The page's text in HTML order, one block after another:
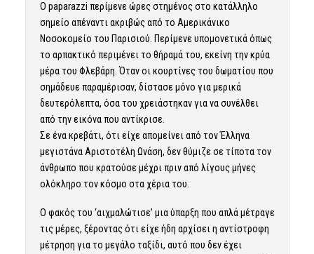
Ο paparazzi περίμενε ώρες στημένος στο κατάλληλο
σημείο απέναντι ακριβώς από το Αμερικάνικο
Νοσοκομείο του Παρισιού. Περίμενε υπομονετικά όπως
το αρπακτικό περιμένει το θήραμά του, εκείνη την κρύα
μέρα του Φλεβάρη. Όταν οι κουρτίνες του δωματίου που
σημάδευε παραμέρισαν, δίστασε μόνο για μερικά
δευτερόλεπτα, όσα του χρειάστηκαν για να συνέλθει
από την εικόνα που αντίκρισε.
Σε ένα κρεβάτι, ότι είχε απομείνει από τον Έλληνα
μεγιστάνα Αριστοτέλη Ωνάση, δεν θύμιζε σε τίποτα τον
άνθρωπο που κρατούσε μέχρι πριν από λίγους μήνες
ολόκληρο τον κόσμο στα χέρια του.
Ο φακός του ‘αιχμαλώτισε’ μια ύπαρξη που απλά μέτραγε
τις μέρες, ξέροντας ότι είχε ήδη αρχίσει η αντίστροφη
μέτρηση για το μεγάλο ταξίδι, αυτό που δεν έχει